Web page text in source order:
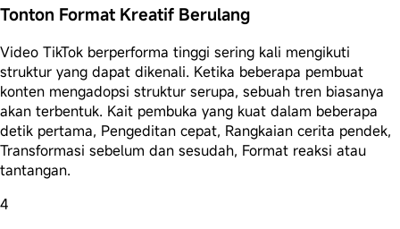
Tonton Format Kreatif Berulang
Video TikTok berperforma tinggi sering kali mengikuti
struktur yang dapat dikenali. Ketika beberapa pembuat
konten mengadopsi struktur serupa, sebuah tren biasanya
akan terbentuk. Kait pembuka yang kuat dalam beberapa
detik pertama, Pengeditan cepat, Rangkaian cerita pendek,
Transformasi sebelum dan sesudah, Format reaksi atau
tantangan.
4